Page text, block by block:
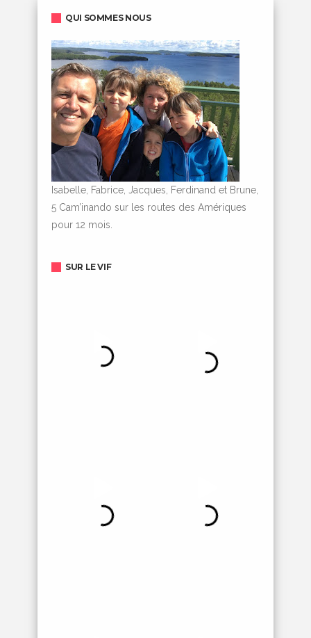
QUI SOMMES NOUS
Isabelle, Fabrice, Jacques, Ferdinand et Brune,
5 Cam’inando sur les routes des Amériques
pour 12 mois.
SUR LE VIF